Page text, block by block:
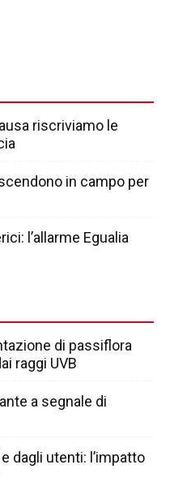
riscriviamo le
in campo per
l’allarme Egualia
di passiflora
raggi UVB
a segnale di
dagli utenti: l’impatto